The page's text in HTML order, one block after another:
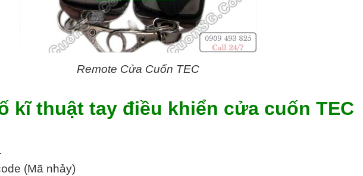
Remote Cửa Cuốn TEC
kĩ thuật tay điều khiển cửa cuốn TEC
(Mã nhảy)